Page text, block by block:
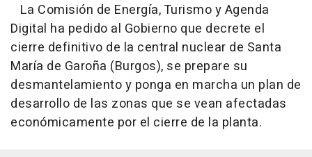
La Comisión de Energía, Turismo y Agenda
Digital ha pedido al Gobierno que decrete el
cierre definitivo de la central nuclear de Santa
María de Garoña (Burgos), se prepare su
desmantelamiento y ponga en marcha un plan de
desarrollo de las zonas que se vean afectadas
económicamente por el cierre de la planta.